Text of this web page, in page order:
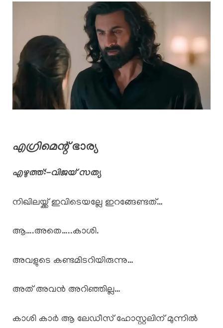
എഗ്രിമെന്റ്ഭാര്യ
എഴുത്ത്:-വിജയ് സത്യ
നിഖിലയ്ക്ക് ഇവിടെയല്ലേ ഇറങ്ങേണ്ടത്…
ആ….അതെ…..കാശി.
അവളുടെ കണ്ടമിടറിയിരുന്നു…
അത് അവൻ അറിഞ്ഞില്ല…
കാശി കാർ ആ ലേഡീസ് ഹോസ്റ്റലിന് മുന്നിൽ